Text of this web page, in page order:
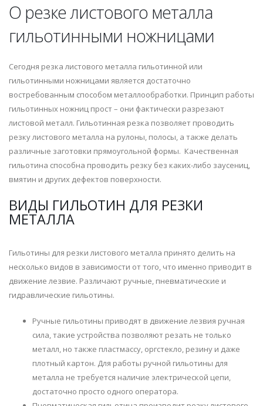
О резке листового металла
гильотинными ножницами
Сегодня резка листового металла гильотинной или
гильотинными ножницами является достаточно
востребованным способом металлообработки. Принцип работы
гильотинных ножниц прост – они фактически разрезают
листовой металл. Гильотинная резка позволяет проводить
резку листового металла на рулоны, полосы, а также делать
различные заготовки прямоугольной формы. Качественная
гильотина способна проводить резку без каких-либо заусениц,
вмятин и других дефектов поверхности.
ВИДЫ ГИЛЬОТИН ДЛЯ РЕЗКИ
МЕТАЛЛА
Гильотины для резки листового металла принято делить на
несколько видов в зависимости от того, что именно приводит в
движение лезвие. Различают ручные, пневматические и
гидравлические гильотины.
Ручные гильотины приводят в движение лезвия ручная
сила, такие устройства позволяют резать не только
металл, но также пластмассу, оргстекло, резину и даже
плотный картон. Для работы ручной гильотины для
металла не требуется наличие электрической цепи,
достаточно просто одного оператора.